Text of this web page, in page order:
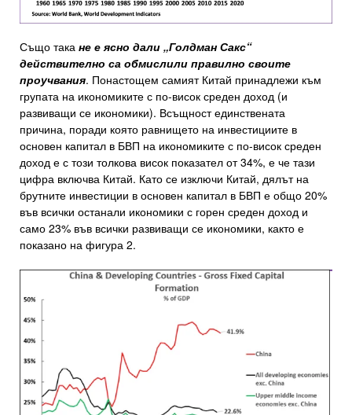
Също така не е ясно дали „Голдман Сакс“
действително са обмислили правилно своите
проучвания. Понастощем самият Китай принадлежи към
групата на икономиките с по-висок среден доход (и
развиващи се икономики). Всъщност единствената
причина, поради която равнището на инвестициите в
основен капитал в БВП на икономиките с по-висок среден
доход е с този толкова висок показател от 34%, е че тази
цифра включва Китай. Като се изключи Китай, дялът на
брутните инвестиции в основен капитал в БВП е общо 20%
във всички останали икономики с горен среден доход и
само 23% във всички развиващи се икономики, както е
показано на фигура 2.